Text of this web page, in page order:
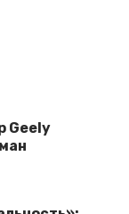
Geely